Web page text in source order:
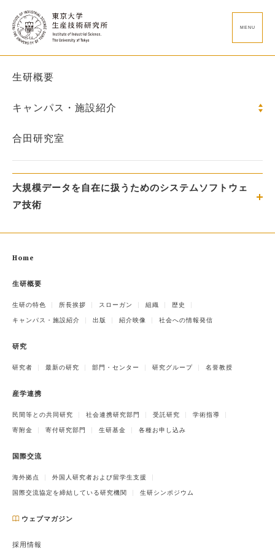
MENU
生研概要
キャンパス・施設紹介
合田研究室
⼤規模データを⾃在に扱うためのシステムソフトウェ
ア技術
Home
生研概要
生研の特色 所長挨拶 スローガン 組織 歴史
キャンパス・施設紹介 出版 紹介映像 社会への情報発信
研究
研究者 最新の研究 部門・センター 研究グループ 名誉教授
産学連携
民間等との共同研究 社会連携研究部門 受託研究 学術指導
寄附金 寄付研究部門 生研基金 各種お申し込み
国際交流
海外拠点 外国人研究者および留学生支援
国際交流協定を締結している研究機関 生研シンポジウム
ウェブマガジン
採用情報